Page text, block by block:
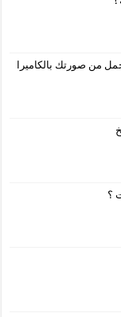
من صورتك بالكاميرا